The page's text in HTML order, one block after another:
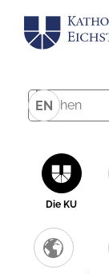
EN
Die KU